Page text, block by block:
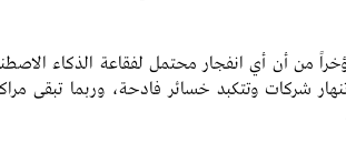
من أن أي انفجار محتمل لفقاعة الذكاء
شركات وتتكبد خسائر فادحة، وربما تبقى